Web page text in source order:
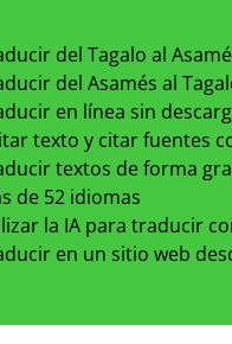
del Tagalo al
del Asamés al
en línea sin
texto y citar fuentes
textos de forma
de 52 idiomas
la IA para traducir
en un sitio web